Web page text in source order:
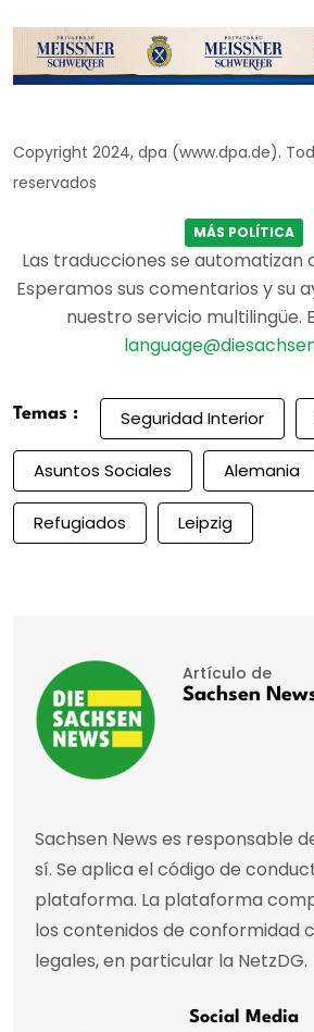
Copyright 2024, dpa (www.dpa.de).
reservados
MÁS POLÍTICA
Las traducciones se automatizan
Esperamos sus comentarios y su
nuestro servicio multilingüe.
Temas : Seguridad Interior
Asuntos Sociales Alemania
Refugiados Leipzig
Artículo de
Sachsen
Sachsen News es responsable
sí. Se aplica el código de
plataforma. La plataforma
los contenidos de conformidad
legales, en particular la NetzDG.
Social Media